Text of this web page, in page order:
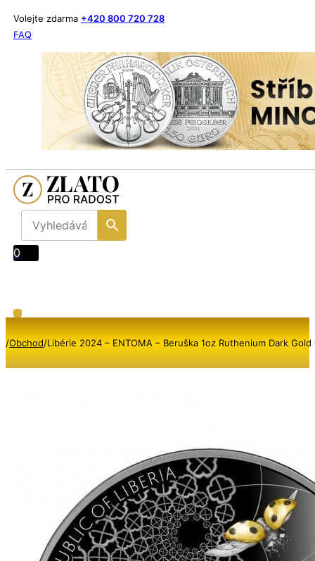
Volejte zdarma +420 800 720 728
FAQ
0
/Obchod/Libérie 2024 – ENTOMA – Beruška 1oz Ruthenium Dark